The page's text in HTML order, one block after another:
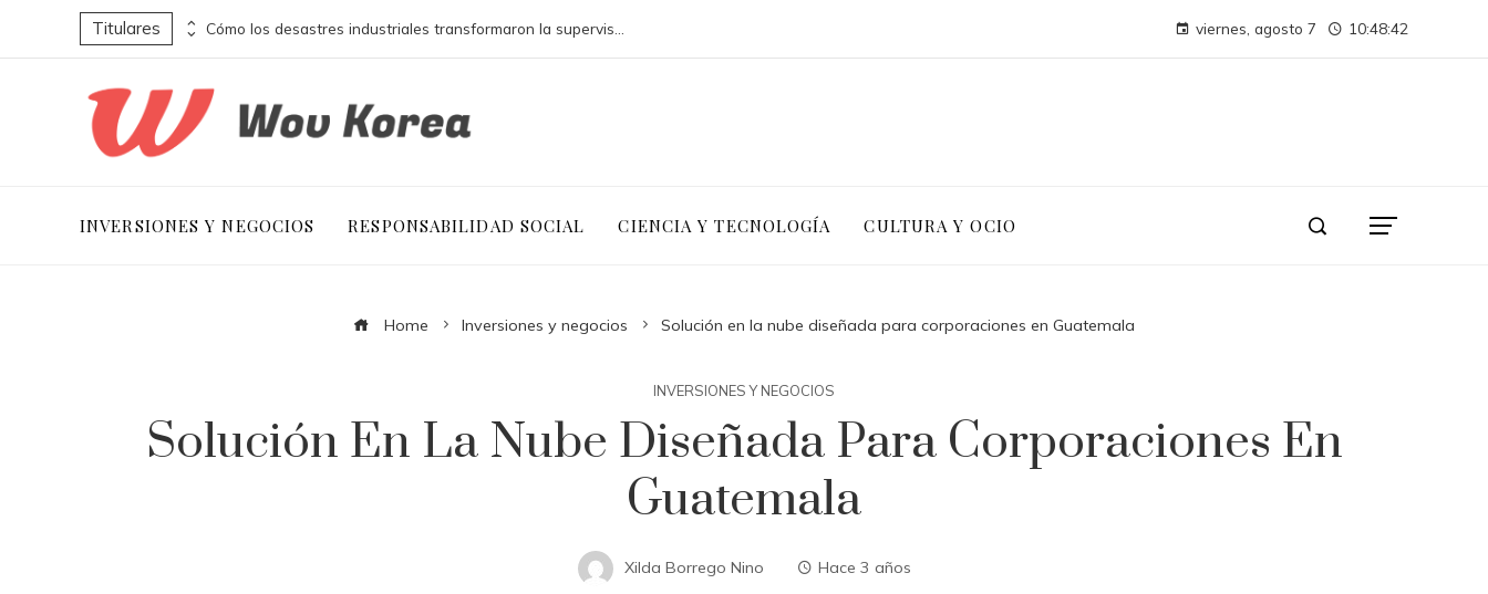
Titulares Empresas escocesas y su contribución a la jornada laboral de ocho horas viernes, agosto 7 10:48:43
INVERSIONES Y NEGOCIOS RESPONSABILIDAD SOCIAL CIENCIA Y TECNOLOGÍA CULTURA Y OCIO
Home Inversiones y negocios Solución en la nube diseñada para corporaciones en Guatemala
INVERSIONES Y NEGOCIOS
Solución En La Nube Diseñada Para Corporaciones En
Guatemala
Xilda Borrego Nino Hace 3 años